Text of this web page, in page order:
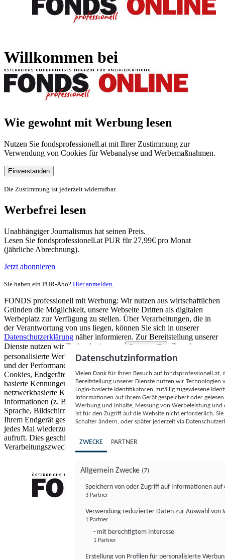
Willkommen bei
Wie gewohnt mit Werbung lesen
Nutzen Sie fondsprofessionell.at mit Ihrer Zustimmung zur
Verwendung von Cookies für Webanalyse und Werbemaßnahmen.
Einverstanden
Die Zustimmung ist jederzeit widerrufbar.
Werbefrei lesen
Unabhängiger Journalismus hat seinen Preis.
Lesen Sie fondsprofessionell.at PUR für 27,99€ pro Monat
(jährliche Abrechnung).
Jetzt abonnieren
Sie haben ein PUR-Abo? Hier anmelden.
FONDS professionell mit Werbung: Wir nutzen aus wirtschaftlichen
Gründen die Möglichkeit, unsere Webseite Dritten als digitalen
Werbeplatz zur Verfügung zu stellen. Über Verarbeitungen, die in
der Verantwortung von uns liegen, können Sie sich in unserer
Datenschutzerklärung näher informieren. Zur Bereitstellung unserer
Dienste nutzen wir Technologien von
Partnern (5)
. Zwecke:
personalisierte Werbung und Inhalte, Messung von Werbeleistung
und der Performance von Inhalten sowie Zielgruppenforschung.
Cookies, Endgeräte- oder ähnliche Online-Kennungen (z. B. login-
basierte Kennungen, zufällig generierte Kennungen,
netzwerkbasierte Kennungen) können zusammen mit anderen
Informationen (z. B. Browsertyp und Browserinformationen,
Sprache, Bildschirmgröße, unterstützte Technologien usw.) auf
Ihrem Endgerät gespeichert oder von dort ausgelesen werden, um es
jedes Mal wiederzuerkennen, wenn es eine App oder einer Webseite
aufruft. Dies geschieht für einen oder mehrere der hier aufgeführten
Verarbeitungszwecke.
Datenschutzinformation
Vielen Dank für Ihren Besuch auf
Bereitstellung unserer Dienste nutzen wir Technologien
Login-basierte Identifikatoren, zufällig zugewiesene
Informationen auf Ihrem Gerät gespeichert oder
Werbung und Inhalte, Messung von Werbeleistung
ist für den Zugriff auf die Website nicht erforderlich.
Schalter ändern, oder später jederzeit via
ZWECKE PARTNER
Allgemein Zwecke (7)
Speichern von oder Zugriff auf Informationen auf
3 Partner
Verwendung reduzierter Daten zur Auswahl von
1 Partner
- mit berechtigtem Interesse
1 Partner
Erstellung von Profilen für personalisierte
FONDS professionell